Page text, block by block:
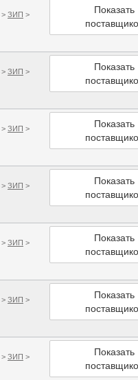
> ЗИП >
Показать
> ЗИП >
Показать
> ЗИП >
Показать
> ЗИП >
Показать
> ЗИП >
Показать
> ЗИП >
Показать
> ЗИП >
Показать